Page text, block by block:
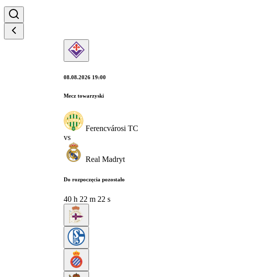
08.08.2026 19:00
Mecz towarzyski
Ferencvárosi TC
vs
Real Madryt
Do rozpoczęcia pozostało
40 h 22 m 21 s